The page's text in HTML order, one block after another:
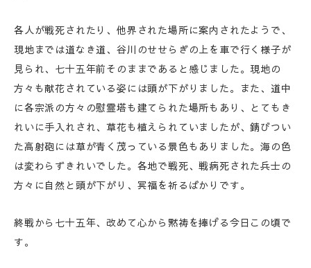
各人が戦死されたり、他界された場所に案内されたようで、
現地までは道なき道、谷川のせせらぎの上を車で行く様子が
見られ、七十五年前そのままであると感じました。現地の
方々も献花されている姿には頭が下がりました。また、道中
に各宗派の方々の慰霊塔も建てられた場所もあり、とてもき
れいに手入れされ、草花も植えられていましたが、錆びつい
た高射砲には草が青く茂っている景色もありました。海の色
は変わらずきれいでした。各地で戦死、戦病死された兵士の
方々に自然と頭が下がり、冥福を祈るばかりです。
終戦から七十五年、改めて心から黙祷を捧げる今日この頃で
す。